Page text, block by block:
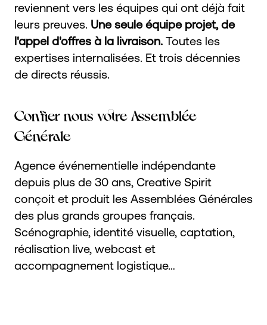
reviennent vers les équipes qui ont déjà fait
leurs preuves. Une seule équipe projet, de
l'appel d'offres à la livraison. Toutes les
expertises internalisées. Et trois décennies
de directs réussis.
Confier nous votre Assemblée
Générale
Agence événementielle indépendante
depuis plus de 30 ans, Creative Spirit
conçoit et produit les Assemblées Générales
des plus grands groupes français.
Scénographie, identité visuelle, captation,
réalisation live, webcast et
accompagnement logistique…